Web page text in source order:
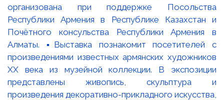
организована при поддержке Посольства
Республики Армения в Республике Казахстан и
Почётного консульства Республики Армения в
Алматы. ▪️Выставка познакомит посетителей с
произведениями известных армянских художников
XX века из музейной коллекции. В экспозиции
представлены живопись, скульптура и
произведения декоративно-прикладного искусства,